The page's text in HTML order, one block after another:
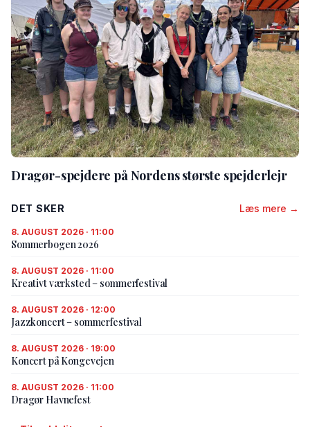
Dragør-spejdere på Nordens største spejderlejr
DET SKER Læs mere →
8. AUGUST 2026 · 11:00
Sommerbogen 2026
8. AUGUST 2026 · 11:00
Kreativt værksted – sommerfestival
8. AUGUST 2026 · 12:00
Jazzkoncert – sommerfestival
8. AUGUST 2026 · 19:00
Koncert på Kongevejen
8. AUGUST 2026 · 11:00
Dragør Havnefest